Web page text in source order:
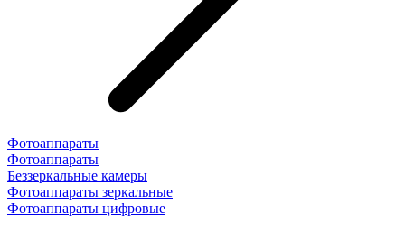
Фотоаппараты
Фотоаппараты
Беззеркальные камеры
Фотоаппараты зеркальные
Фотоаппараты цифровые